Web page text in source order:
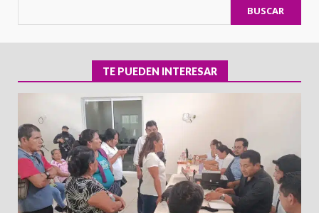
BUSCAR
TE PUEDEN INTERESAR